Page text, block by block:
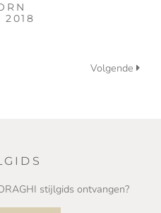
2018
Volgende
stijlgids ontvangen?